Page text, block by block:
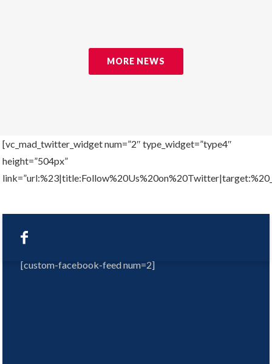
MORE NEWS
[vc_mad_twitter_widget num=”2″ type_widget=”type4″
height=”504px”
[custom-facebook-feed num=2]